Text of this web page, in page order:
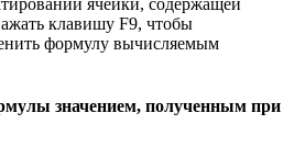
ячейки, содержащей
клавишу F9, чтобы
формулу вычисляемым
значением, полученным при